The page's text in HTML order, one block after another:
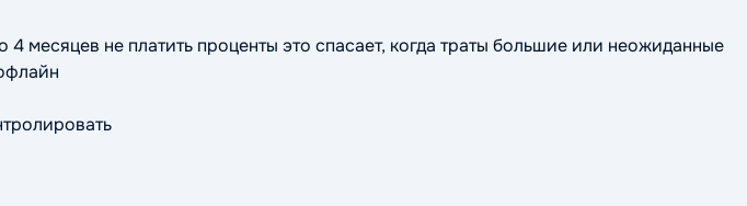
не платить проценты это спасает, когда траты большие или неожиданные